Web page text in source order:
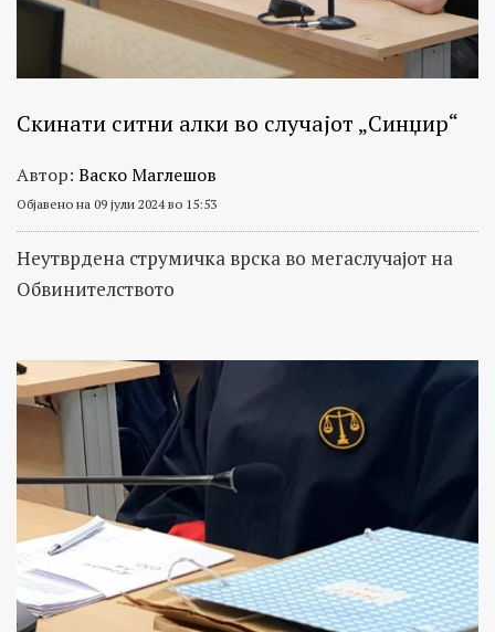
Скинати ситни алки во случајот „Синџир“
Автор: Васко Маглешов
Објавено на 09 јули 2024 во 15:53
Неутврдена струмичка врска во мегаслучајот на
Обвинителството